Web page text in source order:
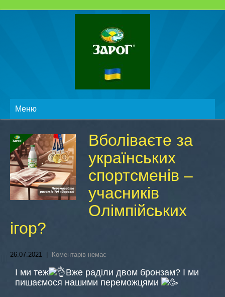
Меню
Вболіваєте за
українських
спортсменів –
учасників
Олімпійських
ігор?
26.07.2021 Коментарів немає
І ми теж
Вже раділи двом бронзам? І ми
пишаємося нашими переможцями